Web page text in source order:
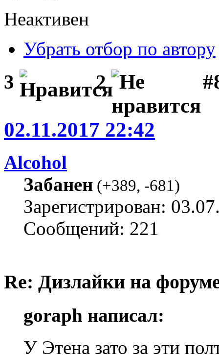
Неактивен
Убрать отбор по автору
3 2
02.11.2017 22:42
Alcohol
Забанен (+389, -681)
Зарегистрирован:
Сообщений: 221
Re: Дизлайки на
goraph написал:
У Этена зато за эти